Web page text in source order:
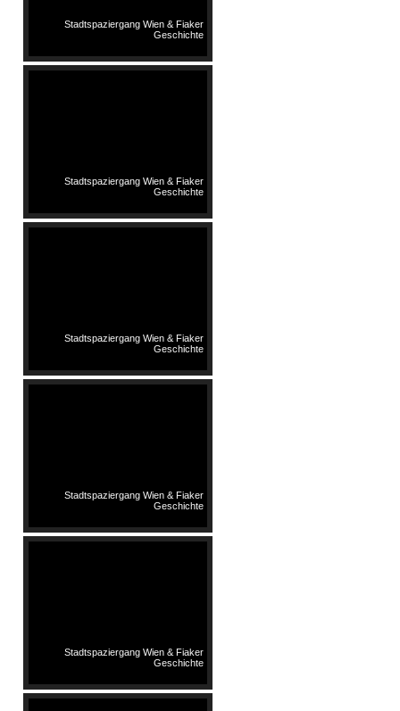
Stadtspaziergang Wien & Fiaker
Geschichte
Stadtspaziergang Wien & Fiaker
Geschichte
Stadtspaziergang Wien & Fiaker
Geschichte
Stadtspaziergang Wien & Fiaker
Geschichte
Stadtspaziergang Wien & Fiaker
Geschichte